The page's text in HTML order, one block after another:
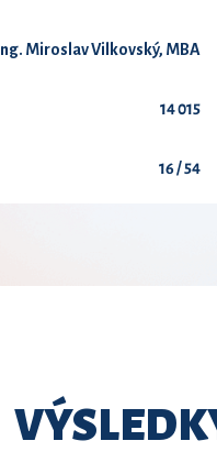
Ing. Miroslav Vilkovský, MBA
14 015
16 / 54